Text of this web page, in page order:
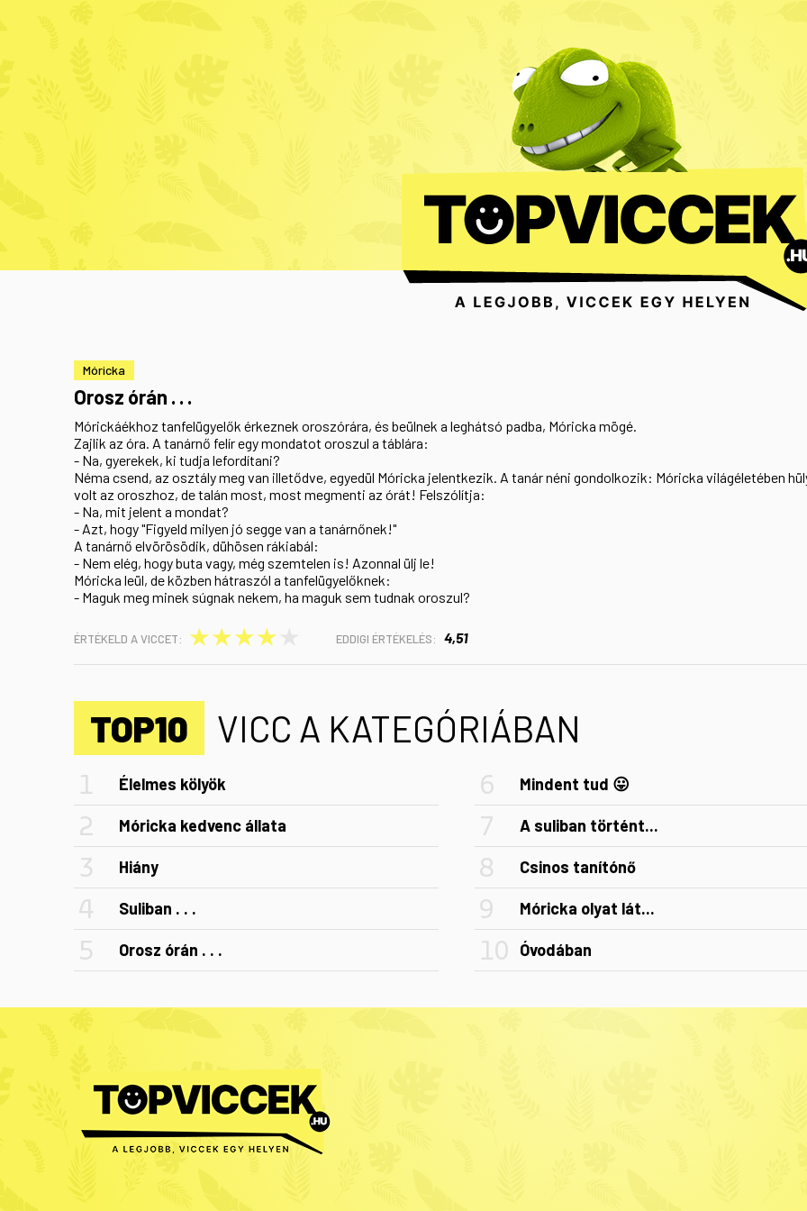
Móricka
Orosz órán . . .
Mórickáékhoz tanfelügyelők érkeznek oroszórára, és beülnek a leghátsó padba, Móricka mögé.
Zajlik az óra. A tanárnő felír egy mondatot oroszul a táblára:
- Na, gyerekek, ki tudja lefordítani?
Néma csend, az osztály meg van illetődve, egyedül Móricka jelentkezik. A tanár néni gondolkozik: Móricka világéletében
volt az oroszhoz, de talán most, most megmenti az órát! Felszólítja:
- Na, mit jelent a mondat?
- Azt, hogy "Figyeld milyen jó segge van a tanárnőnek!"
A tanárnő elvörösödik, dühösen rákiabál:
- Nem elég, hogy buta vagy, még szemtelen is! Azonnal ülj le!
Móricka leül, de közben hátraszól a tanfelügyelőknek:
- Maguk meg minek súgnak nekem, ha maguk sem tudnak oroszul?
ÉRTÉKELD A VICCET: ★
★
★
★ EDDIGI ÉRTÉKELÉS: 4,51
TOP10 VICC A KATEGÓRIÁBAN
Élelmes kölyök
Móricka kedvenc állata
Hiány
Suliban . . .
Orosz órán . . .
Mindent tud 😛
A suliban történt...
Csinos tanítónő
Móricka olyat lát...
Óvodában